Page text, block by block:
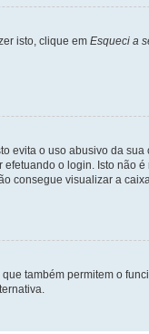
isto, clique em Esqueci a
evita o uso abusivo da
efetuando o login. Isto não
consegue visualizar a
também permitem o